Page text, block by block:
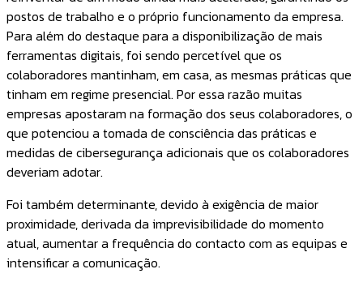
postos de trabalho e o próprio funcionamento da empresa.
Para além do destaque para a disponibilização de mais
ferramentas digitais, foi sendo percetível que os
colaboradores mantinham, em casa, as mesmas práticas que
tinham em regime presencial. Por essa razão muitas
empresas apostaram na formação dos seus colaboradores, o
que potenciou a tomada de consciência das práticas e
medidas de cibersegurança adicionais que os colaboradores
deveriam adotar.
Foi também determinante, devido à exigência de maior
proximidade, derivada da imprevisibilidade do momento
atual, aumentar a frequência do contacto com as equipas e
intensificar a comunicação.